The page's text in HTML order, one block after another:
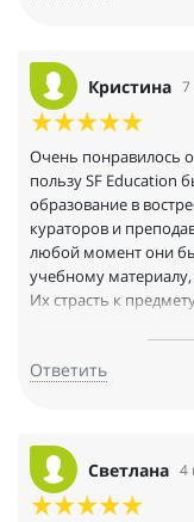
Кристина 7
Очень понравилось
пользу SF Education
образование в
кураторов и
любой момент они
учебному
Их страсть к
получить
Ответить
Светлана 4